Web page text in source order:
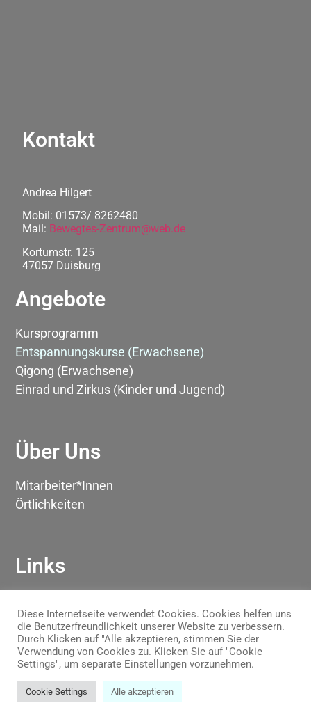
Kontakt
Andrea Hilgert
Mobil: 01573/ 8262480
Mail: Bewegtes-Zentrum@web.de
Kortumstr. 125
47057 Duisburg
Angebote
Kursprogramm
Entspannungskurse (Erwachsene)
Qigong (Erwachsene)
Einrad und Zirkus (Kinder und Jugend)
Über Uns
Mitarbeiter*Innen
Örtlichkeiten
Links
Impressum
Beitragsordnung
Satzung
Diese Internetseite verwendet Cookies. Cookies helfen uns
die Benutzerfreundlichkeit unserer Website zu verbessern.
Durch Klicken auf "Alle akzeptieren, stimmen Sie der
Verwendung von Cookies zu. Klicken Sie auf "Cookie
Settings", um separate Einstellungen vorzunehmen.
Cookie Settings Alle akzeptieren